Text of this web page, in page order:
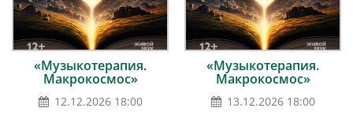
«Музыкотерапия.
Макрокосмос»
12.12.2026 18:00
«Музыкотерапия.
Макрокосмос»
13.12.2026 18:00